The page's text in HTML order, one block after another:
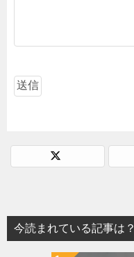
今読まれている記事は？